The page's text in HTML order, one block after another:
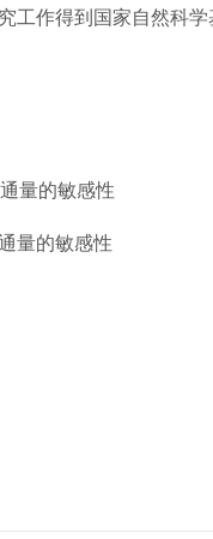
工作得到国家自然科
量的敏感性
量的敏感性